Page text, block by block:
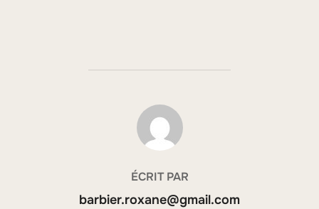
AUTEUR DE LA PUBLICATION
ÉCRIT PAR
barbier.roxane@gmail.com